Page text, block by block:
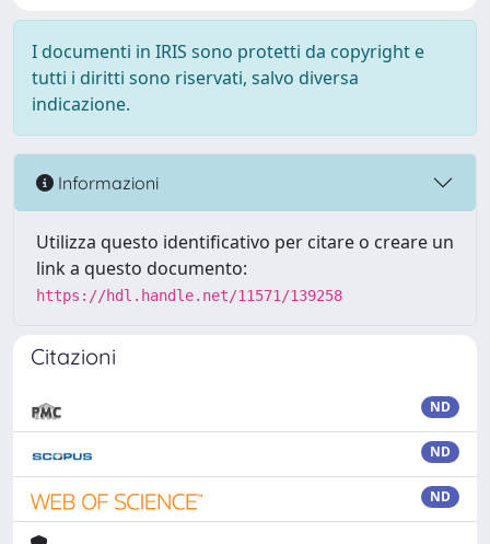
I documenti in IRIS sono protetti da copyright e
tutti i diritti sono riservati, salvo diversa
indicazione.
Informazioni
Utilizza questo identificativo per citare o creare un
link a questo documento:
https://hdl.handle.net/11571/139258
Citazioni
ND
ND
ND